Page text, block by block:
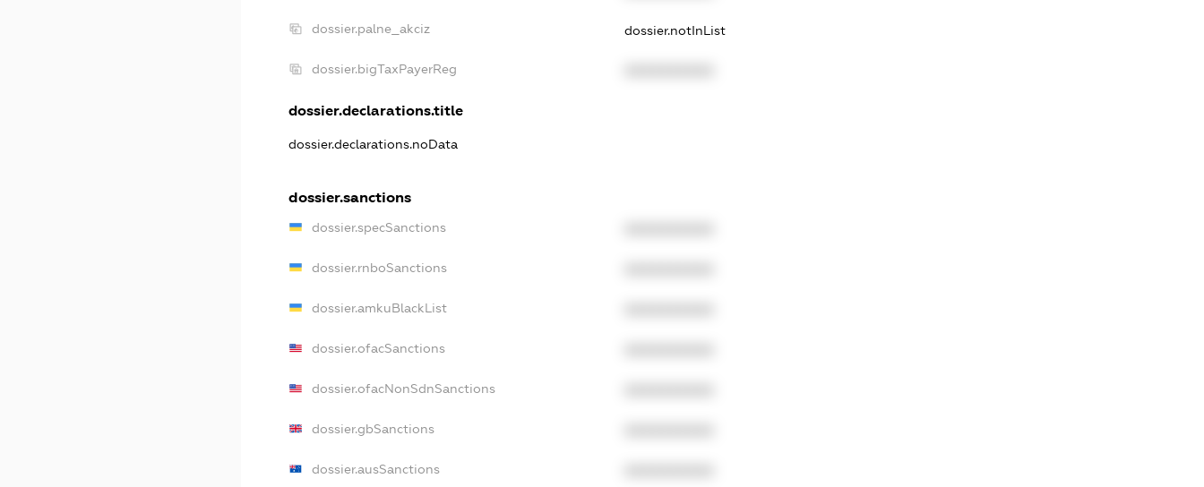
dossier.palne_akciz dossier.notInList
dossier.bigTaxPayerReg
dossier.declarations.title
dossier.declarations.noData
dossier.sanctions
dossier.specSanctions
dossier.rnboSanctions
dossier.amkuBlackList
dossier.ofacSanctions
dossier.ofacNonSdnSanctions
dossier.gbSanctions
dossier.ausSanctions